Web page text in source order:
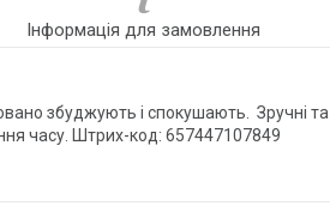
Інформація для замовлення
збуджують і спокушають. Зручні та
часу. Штрих-код: 657447107849